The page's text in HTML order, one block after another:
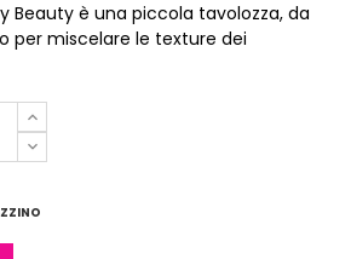
Beauty è una piccola tavolozza, da
per miscelare le texture dei